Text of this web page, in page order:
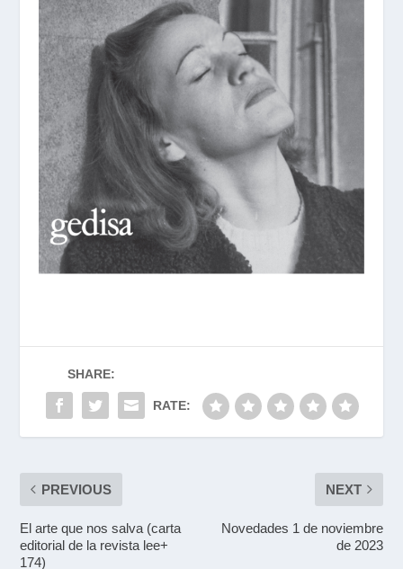
SHARE:
RATE:
PREVIOUS
El arte que nos salva (carta
editorial de la revista lee+
174)
NEXT
Novedades 1 de noviembre
de 2023